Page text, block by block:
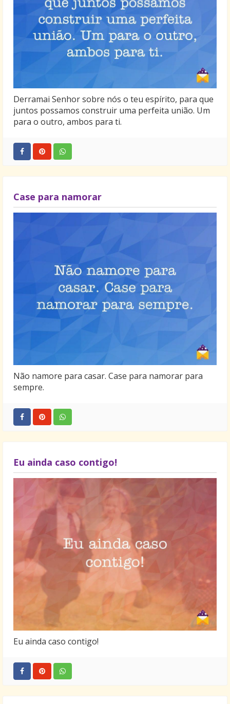
Derramai Senhor sobre nós o teu espírito, para que
juntos possamos construir uma perfeita união. Um
para o outro, ambos para ti.
Case para namorar
Não namore para casar. Case para namorar para
sempre.
Eu ainda caso contigo!
Eu ainda caso contigo!